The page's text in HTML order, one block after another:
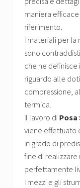
maniera
riferimento.
I materiali per la
sono
che ne
riguardo alle
compressione,
termica.
Il lavoro di
viene effettuato
in grado di
fine di
perfettamente
I mezzi e gli